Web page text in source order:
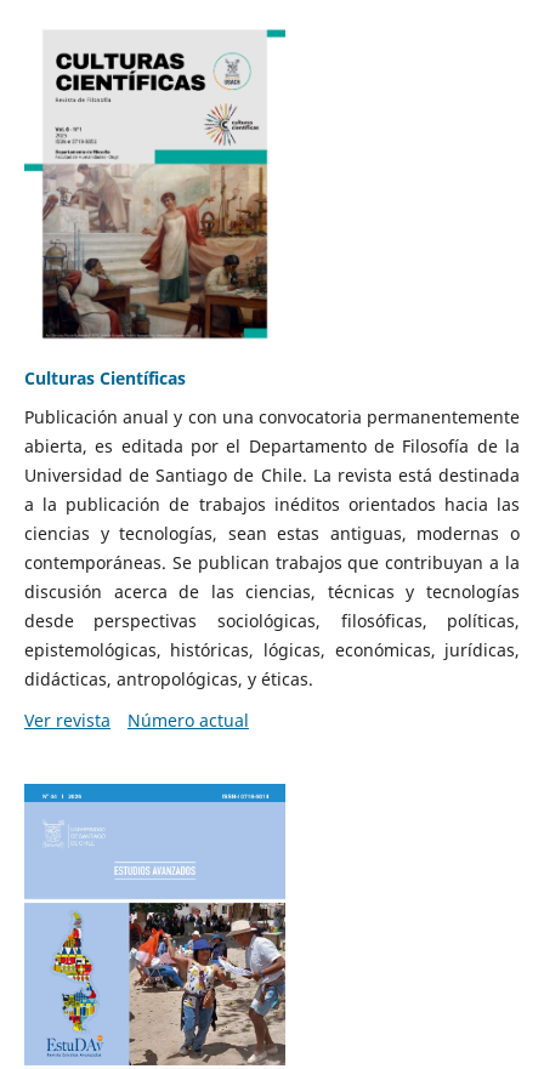
Culturas Científicas
Publicación anual y con una convocatoria permanentemente
abierta, es editada por el Departamento de Filosofía de la
Universidad de Santiago de Chile. La revista está destinada
a la publicación de trabajos inéditos orientados hacia las
ciencias y tecnologías, sean estas antiguas, modernas o
contemporáneas. Se publican trabajos que contribuyan a la
discusión acerca de las ciencias, técnicas y tecnologías
desde perspectivas sociológicas, filosóficas, políticas,
epistemológicas, históricas, lógicas, económicas, jurídicas,
didácticas, antropológicas, y éticas.
Ver revista
Número actual